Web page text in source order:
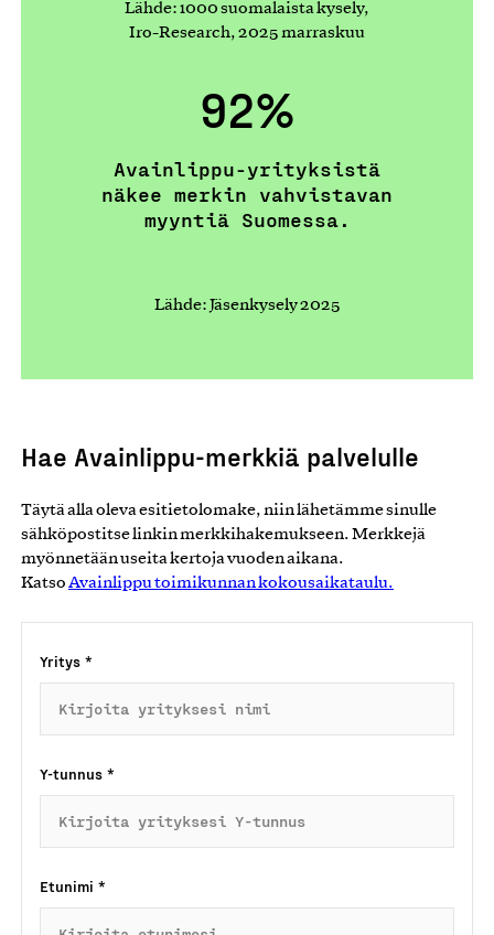
Lähde: 1000 suomalaista kysely,
Iro-Research, 2025 marraskuu
92%
Avainlippu-yrityksistä
näkee merkin vahvistavan
myyntiä Suomessa.
Lähde: Jäsenkysely 2025
Hae Avainlippu-merkkiä palvelulle
Täytä alla oleva esitietolomake, niin lähetämme sinulle
sähköpostitse linkin merkkihakemukseen. Merkkejä
myönnetään useita kertoja vuoden aikana.
Katso Avainlippu toimikunnan kokousaikataulu.
Yritys *
Y-tunnus *
Etunimi *